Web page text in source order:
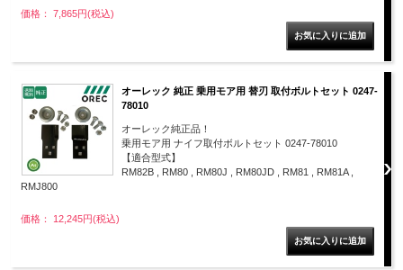
価格： 7,865円(税込)
オーレック 純正 乗用モア用 替刃 取付ボルトセット 0247-
78010
オーレック純正品！
乗用モア用 ナイフ取付ボルトセット 0247-78010
【適合型式】
RM82B , RM80 , RM80J , RM80JD , RM81 , RM81A ,
RMJ800
価格： 12,245円(税込)